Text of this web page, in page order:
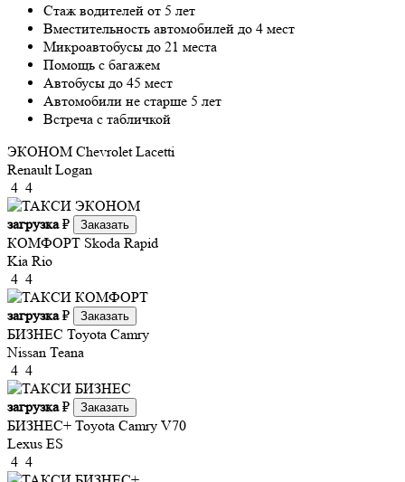
Стаж водителей от 5 лет
Вместительность автомобилей до 4 мест
Микроавтобусы до 21 места
Помощь с багажем
Автобусы до 45 мест
Автомобили не старше 5 лет
Встреча с табличкой
ЭКОНОМ Chevrolet Lacetti
Renault Logan
4 4
загрузка₽ Заказать
КОМФОРТ Skoda Rapid
Kia Rio
4 4
загрузка₽ Заказать
БИЗНЕС Toyota Camry
Nissan Teana
4 4
загрузка₽ Заказать
БИЗНЕС+ Toyota Camry V70
Lexus ES
4 4